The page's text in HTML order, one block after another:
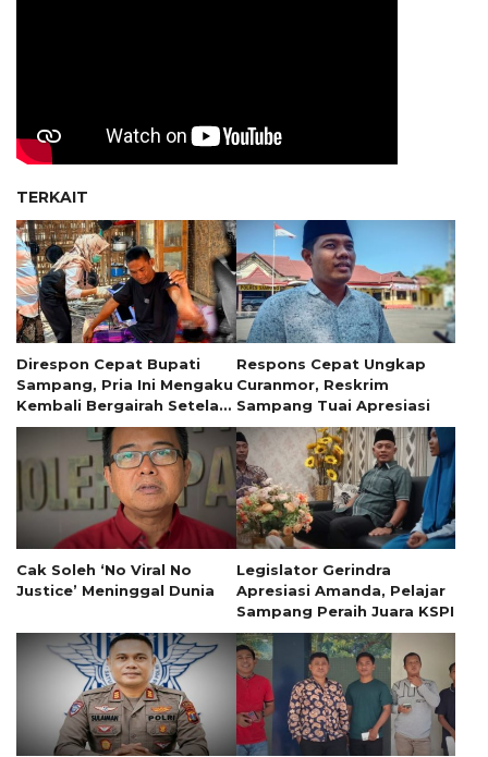
TERKAIT
Direspon Cepat Bupati
Sampang, Pria Ini Mengaku
Kembali Bergairah Setelah
Belasan Tahun Melawan
Penyakit Tumor
Respons Cepat Ungkap
Curanmor, Reskrim
Sampang Tuai Apresiasi
Cak Soleh ‘No Viral No
Justice’ Meninggal Dunia
Legislator Gerindra
Apresiasi Amanda, Pelajar
Sampang Peraih Juara KSPI